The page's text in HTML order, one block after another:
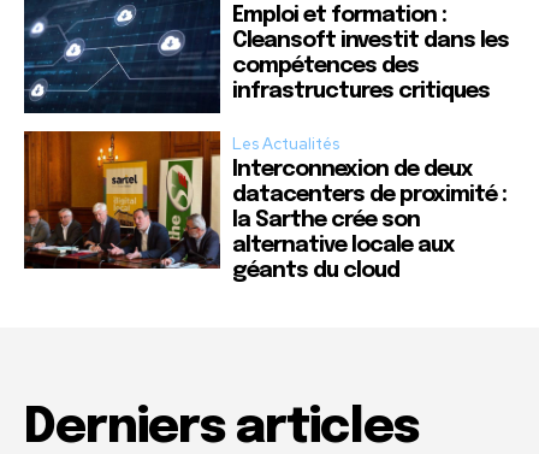
Emploi et formation :
Cleansoft investit dans les
compétences des
infrastructures critiques
Les Actualités
Interconnexion de deux
datacenters de proximité :
la Sarthe crée son
alternative locale aux
géants du cloud
Derniers articles